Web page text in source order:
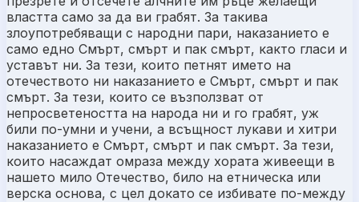
властта само за да ви грабят. За такива
злоупотребяващи с народни пари, наказанието е
само едно Смърт, смърт и пак смърт, както гласи и
уставът ни. За тези, които петнят името на
отечеството ни наказанието е Смърт, смърт и пак
смърт. За тези, които се възползват от
непросветеността на народа ни и го грабят, уж
били по-умни и учени, а всъщност лукави и хитри
наказанието е Смърт, смърт и пак смърт. За тези,
които насаждат омраза между хората живеещи в
нашето мило Отечество, било на етническа или
верска основа, с цел докато се избивате по-между